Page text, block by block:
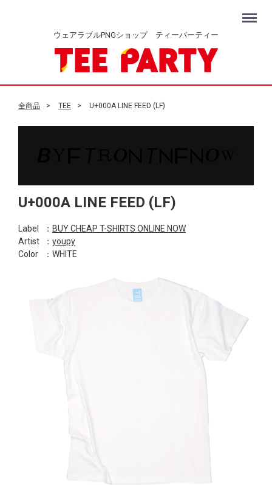
ウェアラブルPNGショップ ティーパーティー
Menu
全商品 TEE U+000A LINE FEED (LF)
U+000A LINE FEED (LF)
Label ： BUY CHEAP T-SHIRTS ONLINE NOW
Artist
： youpy
Color
：WHITE